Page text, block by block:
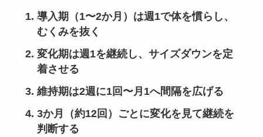
導入期（1〜2か月）は週1で体を慣らし、
むくみを抜く
変化期は週1を継続し、サイズダウンを定
着させる
維持期は2週に1回〜月1へ間隔を広げる
3か月（約12回）ごとに変化を見て継続を
判断する